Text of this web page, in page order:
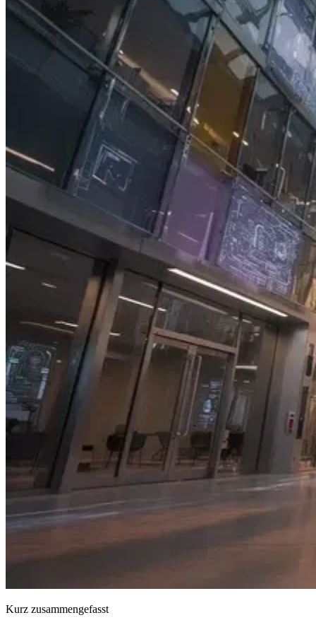
Kurz zusammengefasst